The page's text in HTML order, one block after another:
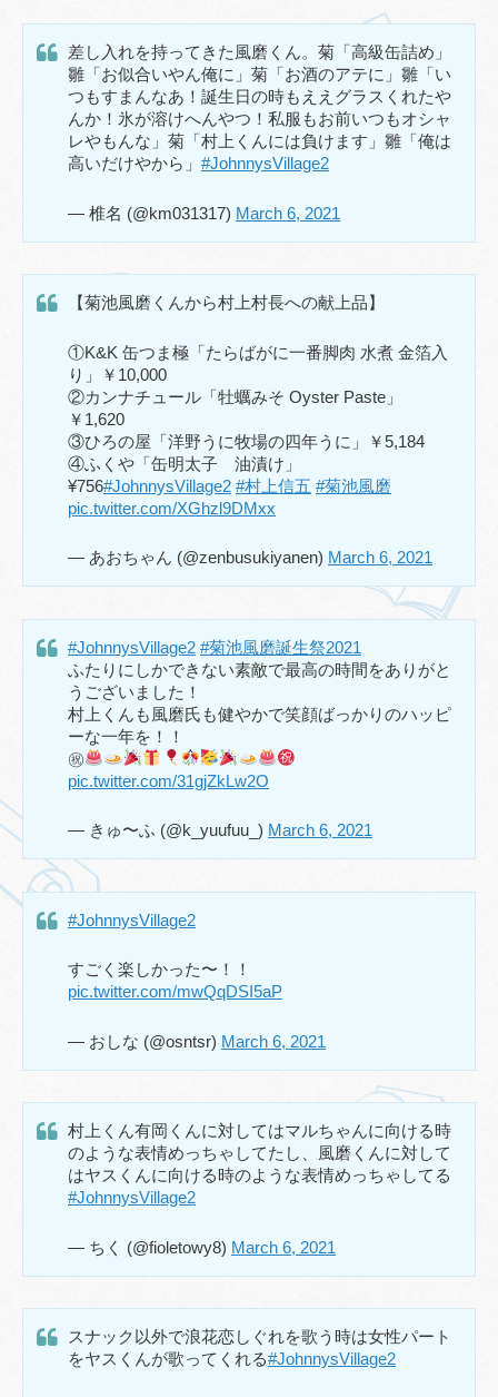
差し入れを持ってきた風磨くん。菊「高級缶詰め」
雛「お似合いやん俺に」菊「お酒のアテに」雛「い
つもすまんなあ！誕生日の時もええグラスくれたや
んか！氷が溶けへんやつ！私服もお前いつもオシャ
レやもんな」菊「村上くんには負けます」雛「俺は
高いだけやから」 #JohnnysVillage2
— 椎名 (@km031317) March 6, 2021
【菊池風磨くんから村上村長への献上品】
①K&K 缶つま極「たらばがに一番脚肉 水煮 金箔入
り」￥10,000
②カンナチュール「牡蠣みそ Oyster Paste」
￥1,620
③ひろの屋「洋野うに牧場の四年うに」￥5,184
④ふくや「缶明太子 油漬け」
¥756#JohnnysVillage2 #村上信五 #菊池風磨
pic.twitter.com/XGhzl9DMxx
— あおちゃん (@zenbusukiyanen) March 6, 2021
#JohnnysVillage2 #菊池風磨誕生祭2021
ふたりにしかできない素敵で最高の時間をありがと
うございました！
村上くんも風磨氏も健やかで笑顔ばっかりのハッピ
ーな一年を！！
㊗
pic.twitter.com/31gjZkLw2O
— きゅ〜ふ (@k_yuufuu_) March 6, 2021
#JohnnysVillage2
すごく楽しかった〜！！
pic.twitter.com/mwQqDSI5aP
— おしな (@osntsr) March 6, 2021
村上くん有岡くんに対してはマルちゃんに向ける時
のような表情めっちゃしてたし、風磨くんに対して
はヤスくんに向ける時のような表情めっちゃしてる
#JohnnysVillage2
— ちく (@fioletowy8) March 6, 2021
スナック以外で浪花恋しぐれを歌う時は女性パート
をヤスくんが歌ってくれる#JohnnysVillage2